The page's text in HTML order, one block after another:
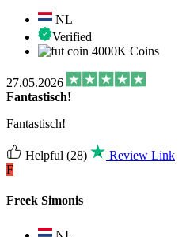
NL
Verified
4000K Coins
27.05.2026
Fantastisch!
Fantastisch!
Helpful (28)
Review Link
F
Freek Simonis